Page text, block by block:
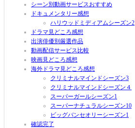
シーン別動画サービスおすすめ
ドキュメンタリー感想
ハリウッドミディアムシーズン2
ドラマ見どころ感想
出演俳優別厳選作品
動画配信サービス比較
映画見どころ感想
海外ドラマ見どころ感想
クリミナルマインドシーズン3
クリミナルマインドシーズン４
スーパーガールシーズン1
スーパーナチュラルシーズン10
ビッグバンセオリーシーズン1
確認完了